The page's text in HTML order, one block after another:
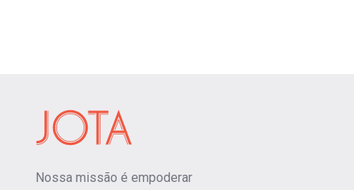
Nossa missão é empoderar